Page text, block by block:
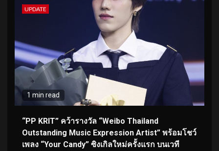
UPDATE
1 min read
“PP KRIT” คว้ารางวัล “Weibo Thailand
Outstanding Music Expression Artist” พร้อมโชว์
เพลง “Your Candy” ซิงเกิลใหม่ครั้งแรก บนเวที